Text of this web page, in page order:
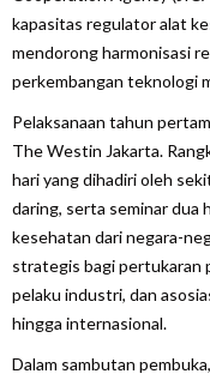
kapasitas regulator alat
mendorong harmonisasi
perkembangan teknologi
Pelaksanaan tahun
The Westin Jakarta.
hari yang dihadiri oleh
daring, serta seminar dua
kesehatan dari negara-
strategis bagi pertukaran
pelaku industri, dan
hingga internasional.
Dalam sambutan